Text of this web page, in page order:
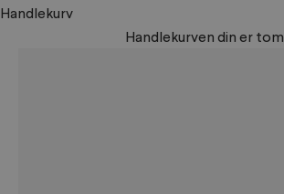
Handlekurv
Handlekurven din er tom